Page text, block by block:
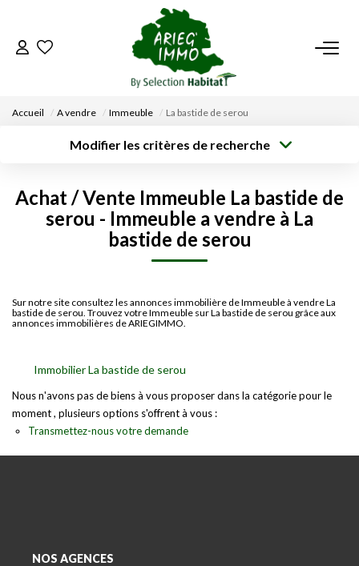
ACCUEIL
DÉPOSEZ VOTRE RECHERCHE
CONTACT
Accueil A vendre Immeuble La bastide de serou
Modifier les critères de recherche
Type de bien
Surface min
Budget max
Achat / Vente Immeuble La bastide de
serou - Immeuble a vendre à La
bastide de serou
Sur notre site consultez les annonces immobilière de Immeuble à vendre La
bastide de serou. Trouvez votre Immeuble sur La bastide de serou grâce aux
annonces immobilières de ARIEGIMMO.
Immobilier La bastide de serou
Nous n'avons pas de biens à vous proposer dans la catégorie pour le
moment , plusieurs options s'offrent à vous :
Transmettez-nous votre demande
NOS AGENCES